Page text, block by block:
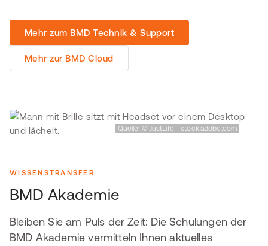
Mehr zum BMD Technik & Support
Mehr zur BMD Cloud
Quelle: © JustLife - stock.adobe.com
WISSENSTRANSFER
BMD Akademie
Bleiben Sie am Puls der Zeit: Die Schulungen der
BMD Akademie vermitteln Ihnen aktuelles